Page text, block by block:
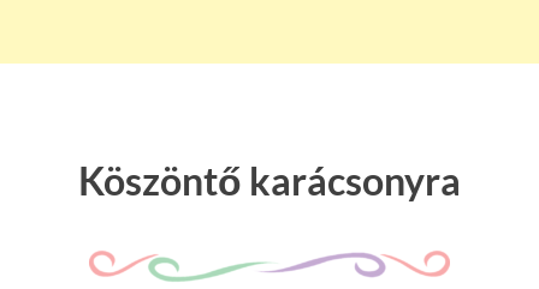
Köszöntő karácsonyra